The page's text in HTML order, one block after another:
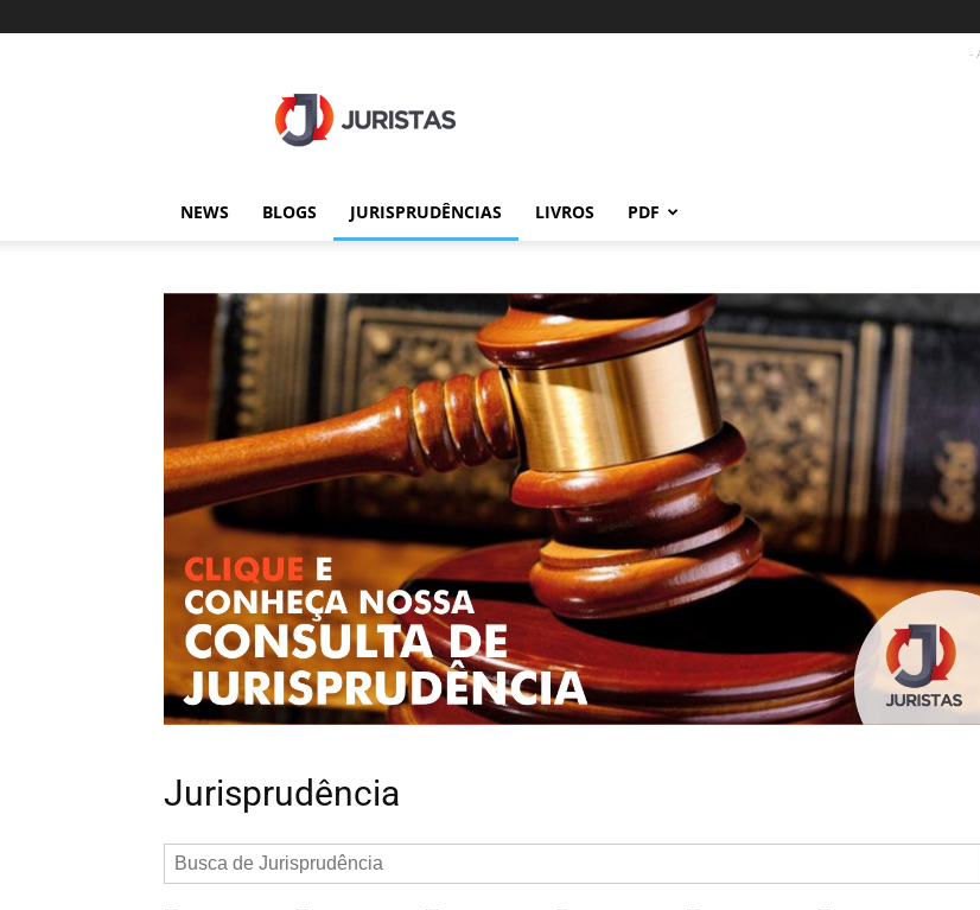
-
NEWS BLOGS JURISPRUDÊNCIAS LIVROS PDF
Jurisprudência